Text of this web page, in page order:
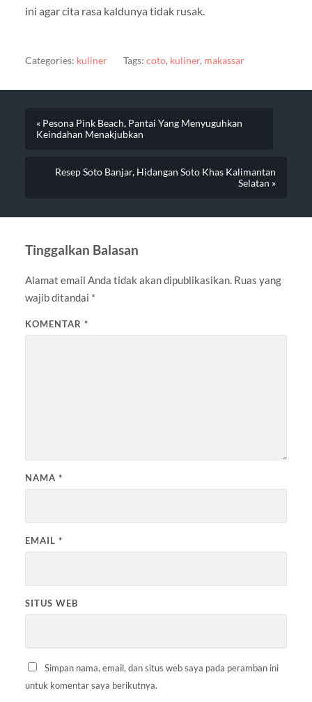
ini agar cita rasa kaldunya tidak rusak.
Categories: kuliner Tags: coto, kuliner, makassar
« Pesona Pink Beach, Pantai Yang Menyuguhkan
Keindahan Menakjubkan
Resep Soto Banjar, Hidangan Soto Khas Kalimantan
Selatan »
Tinggalkan Balasan
Alamat email Anda tidak akan dipublikasikan. Ruas yang
wajib ditandai *
KOMENTAR *
NAMA *
EMAIL *
SITUS WEB
Simpan nama, email, dan situs web saya pada peramban ini
untuk komentar saya berikutnya.